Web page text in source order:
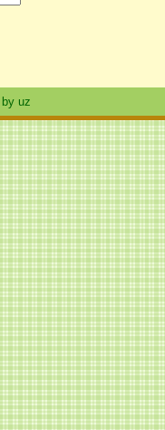
by uz